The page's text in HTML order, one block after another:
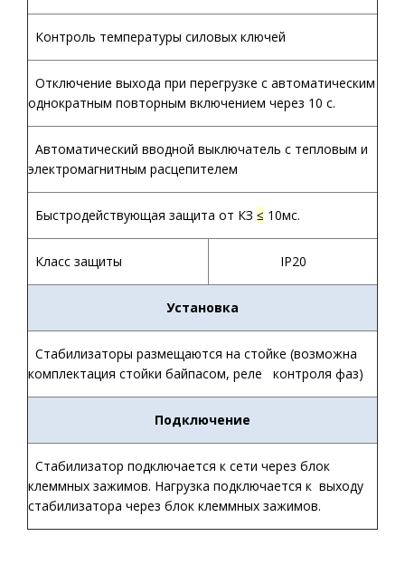
Контроль температуры силовых ключей
Отключение выхода при перегрузке с автоматическим
однократным повторным включением через 10 с.
Автоматический вводной выключатель с тепловым и
электромагнитным расцепителем
Быстродействующая защита от КЗ ≤ 10мс.
Класс защиты IP20
Установка
Стабилизаторы размещаются на стойке (возможна
комплектация стойки байпасом, реле контроля фаз)
Подключение
Стабилизатор подключается к сети через блок
клеммных зажимов. Нагрузка подключается к выходу
стабилизатора через блок клеммных зажимов.